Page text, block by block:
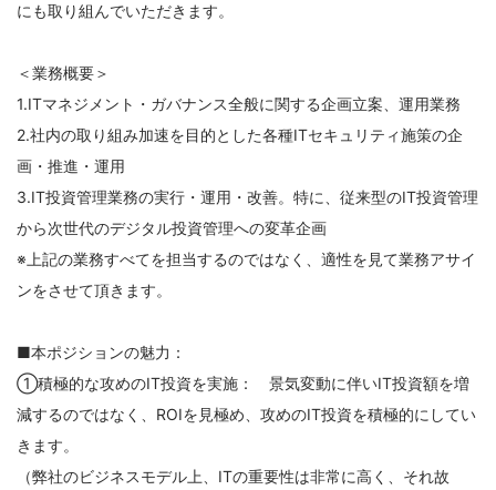
にも取り組んでいただきます。
＜業務概要＞
1.ITマネジメント・ガバナンス全般に関する企画立案、運用業務
2.社内の取り組み加速を目的とした各種ITセキュリティ施策の企
画・推進・運用
3.IT投資管理業務の実行・運用・改善。特に、従来型のIT投資管理
から次世代のデジタル投資管理への変革企画
※上記の業務すべてを担当するのではなく、適性を見て業務アサイ
ンをさせて頂きます。
■本ポジションの魅力：
①積極的な攻めのIT投資を実施： 景気変動に伴いIT投資額を増
減するのではなく、ROIを見極め、攻めのIT投資を積極的にしてい
きます。
（弊社のビジネスモデル上、ITの重要性は非常に高く、それ故